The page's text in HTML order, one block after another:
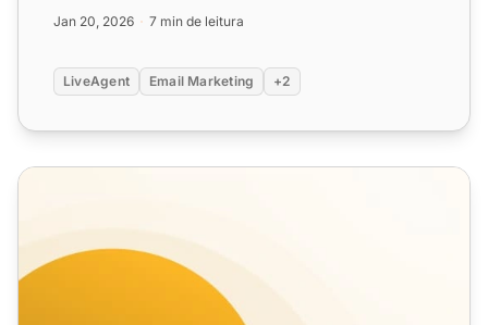
Jan 20, 2026 7 min de leitura
LiveAgent Email Marketing +2
Modelos de Email Pós-Compra